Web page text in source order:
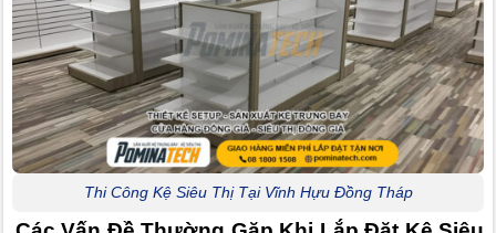
Thi Công Kệ Siêu Thị Tại Vĩnh Hựu Đồng Tháp